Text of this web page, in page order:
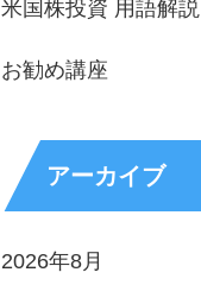
米国株投資 用語解説
お勧め講座
アーカイブ
2026年8月